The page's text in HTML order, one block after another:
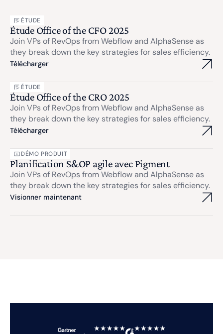
ÉTUDE
Étude Office of the CFO 2025
Join VPs of RevOps from Webflow and AlphaSense as
they break down the key strategies for sales efficiency.
Télécharger
ÉTUDE
Étude Office of the CRO 2025
Join VPs of RevOps from Webflow and AlphaSense as
they break down the key strategies for sales efficiency.
Télécharger
DÉMO PRODUIT
Planification S&OP agile avec Pigment
Join VPs of RevOps from Webflow and AlphaSense as
they break down the key strategies for sales efficiency.
Visionner maintenant